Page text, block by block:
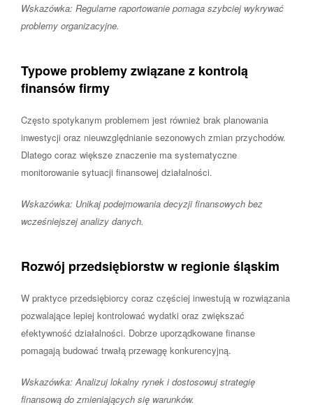
Wskazówka: Regularne raportowanie pomaga szybciej wykrywać
problemy organizacyjne.
Typowe problemy związane z kontrolą
finansów firmy
Często spotykanym problemem jest również brak planowania
inwestycji oraz nieuwzględnianie sezonowych zmian przychodów.
Dlatego coraz większe znaczenie ma systematyczne
monitorowanie sytuacji finansowej działalności.
Wskazówka: Unikaj podejmowania decyzji finansowych bez
wcześniejszej analizy danych.
Rozwój przedsiębiorstw w regionie śląskim
W praktyce przedsiębiorcy coraz częściej inwestują w rozwiązania
pozwalające lepiej kontrolować wydatki oraz zwiększać
efektywność działalności. Dobrze uporządkowane finanse
pomagają budować trwałą przewagę konkurencyjną.
Wskazówka: Analizuj lokalny rynek i dostosowuj strategię
finansową do zmieniających się warunków.